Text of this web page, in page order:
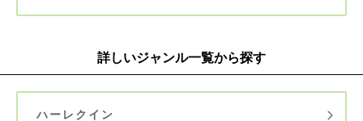
詳しいジャンル一覧から探す
ハーレクイン